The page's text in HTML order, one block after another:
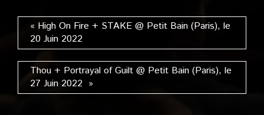
« High On Fire + STAKE @ Petit Bain (Paris), le
20 Juin 2022
Thou + Portrayal of Guilt @ Petit Bain (Paris), le
27 Juin 2022 »